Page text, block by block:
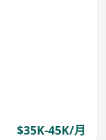
$35K-45K/月